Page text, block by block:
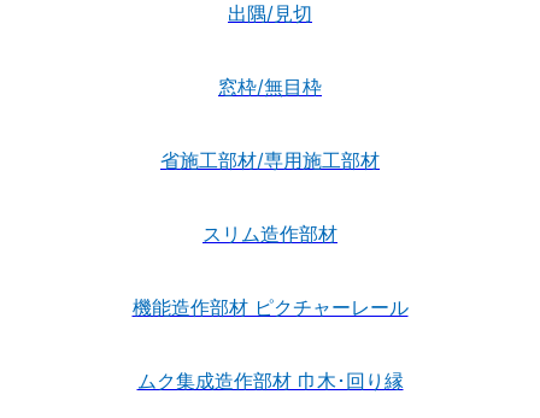
出隅/見切
窓枠/無目枠
省施工部材/専用施工部材
スリム造作部材
機能造作部材 ピクチャーレール
ムク集成造作部材 巾木･回り縁